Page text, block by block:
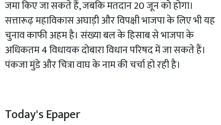
जमा किए जा सकते हैं, जबकि मतदान 20 जून को होगा।
सत्तारूढ़ महाविकास अघाड़ी और विपक्षी भाजपा के लिए भी यह
चुनाव काफी अहम है। संख्या बल के हिसाब से भाजपा के
अधिकतम 4 विधायक दोबारा विधान परिषद में जा सकते हैं।
पंकजा मुंडे और चित्रा वाघ के नाम की चर्चा हो रही है।
Today's Epaper